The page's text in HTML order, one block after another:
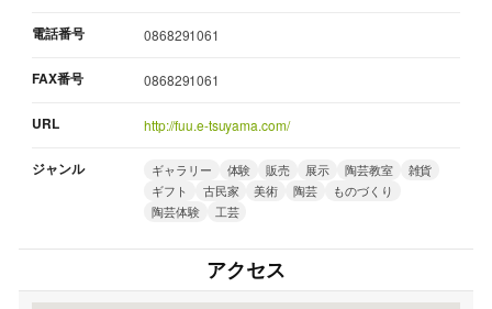
電話番号 0868291061
FAX番号 0868291061
URL http://fuu.e-tsuyama.com/
ジャンル ギャラリー 体験 販売 展示 陶芸教室
雑貨
ギフト
古民家 美術 陶芸
ものづくり
陶芸体験
工芸
アクセス